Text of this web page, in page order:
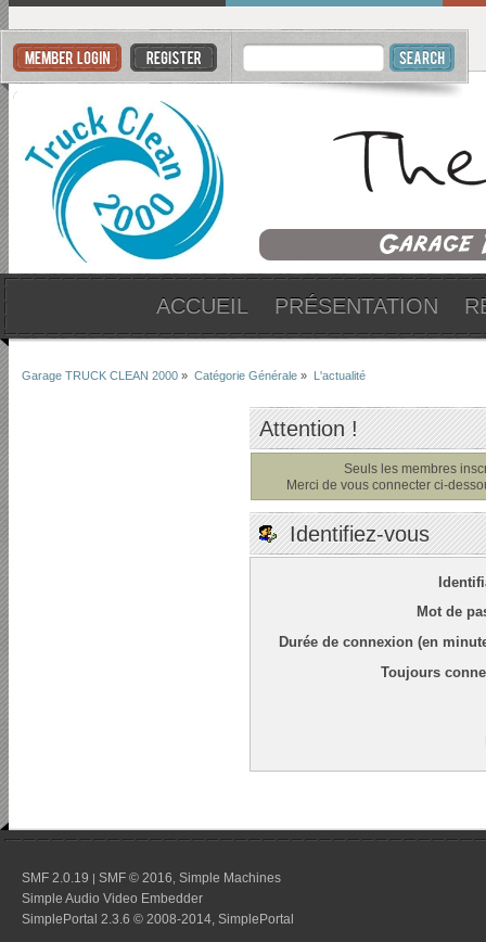
ACCUEIL PRÉSENTATION
Garage TRUCK CLEAN 2000 » Catégorie Générale » L'actualité
Attention !
Seuls les membres
Merci de vous connecter ci-
Identifiez-vous
Mot de
Durée de connexion (en
Toujours
SMF 2.0.19 | SMF © 2016 Simple Machines
Simple Audio Video Embedder
SimplePortal 2.3.6 © 2008-2014, SimplePortal